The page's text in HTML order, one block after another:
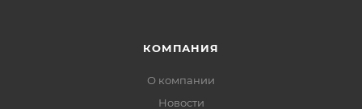
КОМПАНИЯ
О компании
Новости